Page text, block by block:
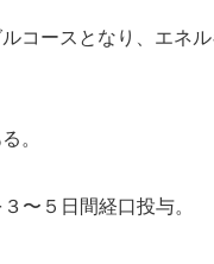
ースとなり、エネル
。
５日間経口投与。